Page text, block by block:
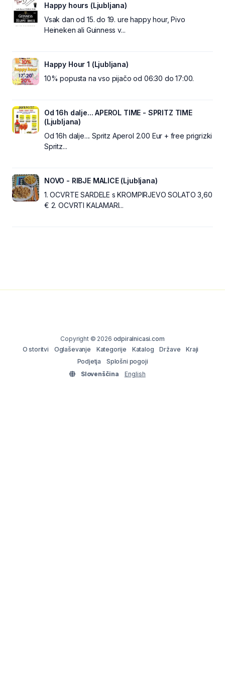
Happy hours (Ljubljana)
Vsak dan od 15. do 19. ure happy hour, Pivo
Heineken ali Guinness v...
Happy Hour 1 (Ljubljana)
10% popusta na vso pijačo od 06:30 do 17:00.
Od 16h dalje... APEROL TIME - SPRITZ TIME
(Ljubljana)
Od 16h dalje.... Spritz Aperol 2.00 Eur + free prigrizki
Spritz...
NOVO - RIBJE MALICE (Ljubljana)
1. OCVRTE SARDELE s KROMPIRJEVO SOLATO 3,60
€ 2. OCVRTI KALAMARI...
Copyright © 2026 odpiralnicasi.com
O storitvi
Oglaševanje Kategorije Katalog Države
Kraji
Podjetja
Splošni pogoji
Slovenščina
English